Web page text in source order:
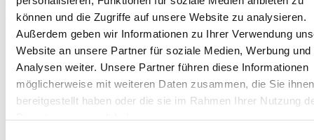
können und die Zugriffe auf unsere Website zu analysieren.
Außerdem geben wir Informationen zu Ihrer Verwendung
Website an unsere Partner für soziale Medien, Werbung und
Analysen weiter. Unsere Partner führen diese Informationen
möglicherweise mit weiteren Daten zusammen, die Sie ihnen
bereitgestellt haben oder die sie im Rahmen Ihrer Nutzung
Veranschaulichung komplexer Inhalte. Versehen Sie Ihren
Content mit Infografiken oder Videos, um Ihre Aussagen zu
illustrieren und interessanter für Ihre Kunden zu gestalten.
Content Marketing funktioniert auch im
Gesundheitswesen